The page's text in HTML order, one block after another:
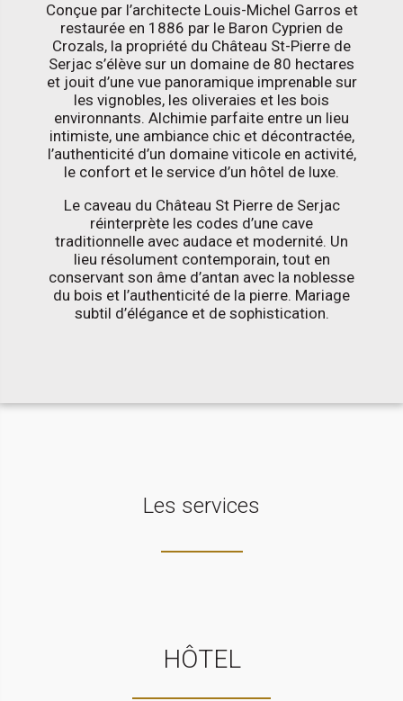
Conçue par l’architecte Louis-Michel Garros et
restaurée en 1886 par le Baron Cyprien de
Crozals, la propriété du Château St-Pierre de
Serjac s’élève sur un domaine de 80 hectares
et jouit d’une vue panoramique imprenable sur
les vignobles, les oliveraies et les bois
environnants. Alchimie parfaite entre un lieu
intimiste, une ambiance chic et décontractée,
l’authenticité d’un domaine viticole en activité,
le confort et le service d’un hôtel de luxe.
Le caveau du Château St Pierre de Serjac
réinterprète les codes d’une cave
traditionnelle avec audace et modernité. Un
lieu résolument contemporain, tout en
conservant son âme d’antan avec la noblesse
du bois et l’authenticité de la pierre. Mariage
subtil d’élégance et de sophistication.
Les services
HÔTEL